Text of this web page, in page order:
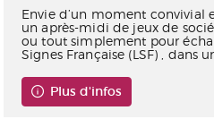
Envie d’un moment convivial
un après-midi de jeux de
ou tout simplement pour
Signes Française (LSF) , dans
Plus d'infos